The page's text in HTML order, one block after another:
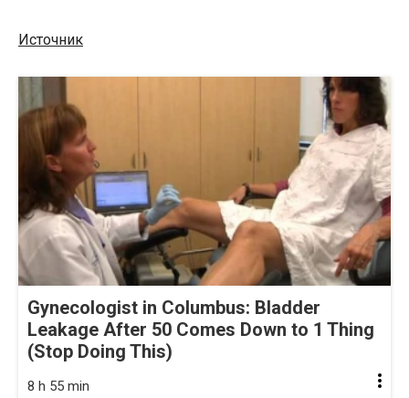
Источник
Gynecologist in Columbus: Bladder
Leakage After 50 Comes Down to 1 Thing
(Stop Doing This)
8 h 55 min